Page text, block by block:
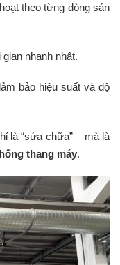
theo từng dòng sản
nhanh nhất.
bảo hiệu suất và độ
là “sửa chữa” – mà là
thang máy.